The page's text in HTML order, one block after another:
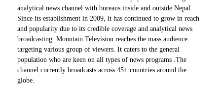
analytical news channel with bureaus inside and outside Nepal.
Since its establishment in 2009, it has continued to grow in reach
and popularity due to its credible coverage and analytical news
broadcasting. Mountain Television reaches the mass audience
targeting various group of viewers. It caters to the general
population who are keen on all types of news programs .The
channel currently broadcasts across 45+ countries around the
globe.